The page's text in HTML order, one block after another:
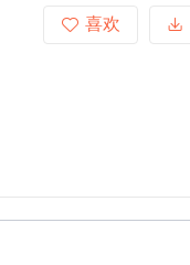
喜欢